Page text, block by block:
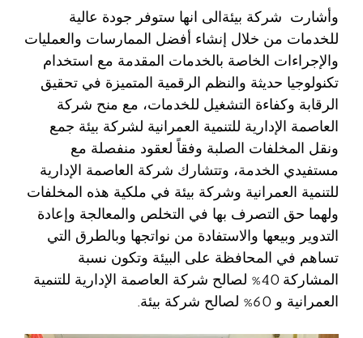
وأشارت شركة بيئةالى انها ستوفر جودة عالية
للخدمات من خلال إنشاء أفضل الممارسات والعمليات
والإجراءات الخاصة بالخدمات المقدمة مع استخدام
تكنولوجيا حديثة والنظم الرقمية المتميزة في تحقيق
الرقابة وكفاءة التشغيل للخدمات، مع منح شركة
العاصمة الإدارية للتنمية العمرانية لشركة بيئة جمع
ونقل المخلفات الصلبة وفقاً لعقود منفصلة مع
مستفيدي الخدمة، وتتشارك شركة العاصمة الإدارية
للتنمية العمرانية وشركة بيئة في ملكية هذه المخلفات
ولهما حق التصرف بها في التخلص والمعالجة وإعادة
التدوير وبيعها والاستفادة من نواتجها وبالطرق التي
تساهم في المحافظة على البيئة وتكون نسبة
المشاركة 40% لصالح شركة العاصمة الإدارية للتنمية
العمرانية و 60% لصالح شركة بيئة.